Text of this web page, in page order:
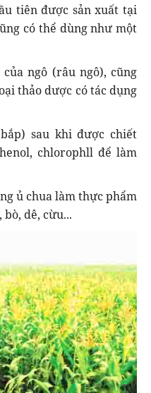
tiên được sản xuất tại
có thể dùng như một
ngô (râu ngô), cũng
thảo dược có tác dụng
sau khi được chiết
chlorophll để làm
ủ chua làm thực phẩm
dê, cừu...